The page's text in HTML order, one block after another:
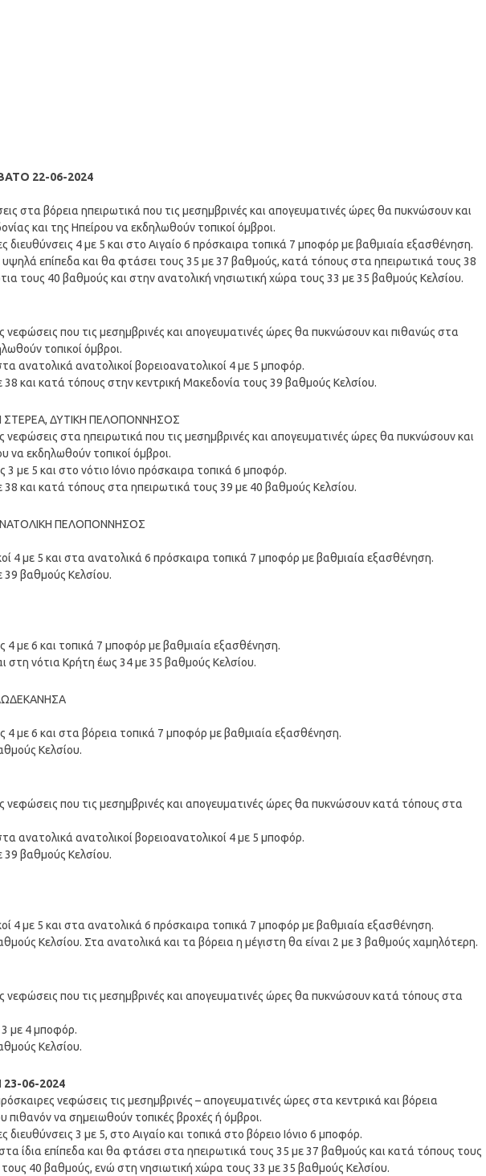
22-06-2024
στα βόρεια ηπειρωτικά που τις μεσημβρινές και απογευματινές ώρες θα πυκνώσουν και
και της Ηπείρου να εκδηλωθούν τοπικοί όμβροι.
διευθύνσεις 4 με 5 και στο Αιγαίο 6 πρόσκαιρα τοπικά 7 μποφόρ με βαθμιαία εξασθένηση.
επίπεδα και θα φτάσει τους 35 με 37 βαθμούς, κατά τόπους στα ηπειρωτικά τους 38
τους 40 βαθμούς και στην ανατολική νησιωτική χώρα τους 33 με 35 βαθμούς Κελσίου.
νεφώσεις που τις μεσημβρινές και απογευματινές ώρες θα πυκνώσουν και πιθανώς στα
τοπικοί όμβροι.
ανατολικά ανατολικοί βορειοανατολικοί 4 με 5 μποφόρ.
και κατά τόπους στην κεντρική Μακεδονία τους 39 βαθμούς Κελσίου.
ΣΤΕΡΕΑ, ΔΥΤΙΚΗ ΠΕΛΟΠΟΝΝΗΣΟΣ
νεφώσεις στα ηπειρωτικά που τις μεσημβρινές και απογευματινές ώρες θα πυκνώσουν και
να εκδηλωθούν τοπικοί όμβροι.
3 με 5 και στο νότιο Ιόνιο πρόσκαιρα τοπικά 6 μποφόρ.
και κατά τόπους στα ηπειρωτικά τους 39 με 40 βαθμούς Κελσίου.
ΠΕΛΟΠΟΝΝΗΣΟΣ
4 με 5 και στα ανατολικά 6 πρόσκαιρα τοπικά 7 μποφόρ με βαθμιαία εξασθένηση.
βαθμούς Κελσίου.
4 με 6 και τοπικά 7 μποφόρ με βαθμιαία εξασθένηση.
στη νότια Κρήτη έως 34 με 35 βαθμούς Κελσίου.
4 με 6 και στα βόρεια τοπικά 7 μποφόρ με βαθμιαία εξασθένηση.
Κελσίου.
νεφώσεις που τις μεσημβρινές και απογευματινές ώρες θα πυκνώσουν κατά τόπους στα
ανατολικά ανατολικοί βορειοανατολικοί 4 με 5 μποφόρ.
βαθμούς Κελσίου.
4 με 5 και στα ανατολικά 6 πρόσκαιρα τοπικά 7 μποφόρ με βαθμιαία εξασθένηση.
Κελσίου. Στα ανατολικά και τα βόρεια η μέγιστη θα είναι 2 με 3 βαθμούς χαμηλότερη.
νεφώσεις που τις μεσημβρινές και απογευματινές ώρες θα πυκνώσουν κατά τόπους στα
3 με 4 μποφόρ.
Κελσίου.
06-2024
νεφώσεις τις μεσημβρινές – απογευματινές ώρες στα κεντρικά και βόρεια
πιθανόν να σημειωθούν τοπικές βροχές ή όμβροι.
διευθύνσεις 3 με 5, στο Αιγαίο και τοπικά στο βόρειο Ιόνιο 6 μποφόρ.
ίδια επίπεδα και θα φτάσει στα ηπειρωτικά τους 35 με 37 βαθμούς και κατά τόπους τους
τους 40 βαθμούς, ενώ στη νησιωτική χώρα τους 33 με 35 βαθμούς Κελσίου.